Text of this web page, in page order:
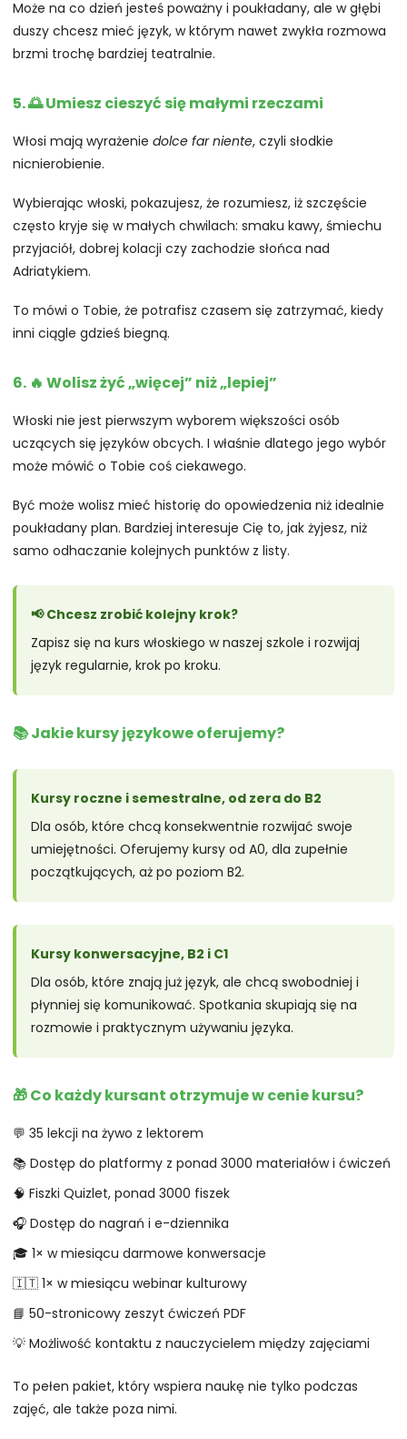
Może na co dzień jesteś poważny i poukładany, ale w głębi
duszy chcesz mieć język, w którym nawet zwykła rozmowa
brzmi trochę bardziej teatralnie.
5. 🌅 Umiesz cieszyć się małymi rzeczami
Włosi mają wyrażenie dolce far niente, czyli słodkie
nicnierobienie.
Wybierając włoski, pokazujesz, że rozumiesz, iż szczęście
często kryje się w małych chwilach: smaku kawy, śmiechu
przyjaciół, dobrej kolacji czy zachodzie słońca nad
Adriatykiem.
To mówi o Tobie, że potrafisz czasem się zatrzymać, kiedy
inni ciągle gdzieś biegną.
6. 🔥 Wolisz żyć „więcej” niż „lepiej”
Włoski nie jest pierwszym wyborem większości osób
uczących się języków obcych. I właśnie dlatego jego wybór
może mówić o Tobie coś ciekawego.
Być może wolisz mieć historię do opowiedzenia niż idealnie
poukładany plan. Bardziej interesuje Cię to, jak żyjesz, niż
samo odhaczanie kolejnych punktów z listy.
📢 Chcesz zrobić kolejny krok?
Zapisz się na kurs włoskiego w naszej szkole i rozwijaj
język regularnie, krok po kroku.
📚 Jakie kursy językowe oferujemy?
Kursy roczne i semestralne, od zera do B2
Dla osób, które chcą konsekwentnie rozwijać swoje
umiejętności. Oferujemy kursy od A0, dla zupełnie
początkujących, aż po poziom B2.
Kursy konwersacyjne, B2 i C1
Dla osób, które znają już język, ale chcą swobodniej i
płynniej się komunikować. Spotkania skupiają się na
rozmowie i praktycznym używaniu języka.
🎁 Co każdy kursant otrzymuje w cenie kursu?
💬 35 lekcji na żywo z lektorem
📚 Dostęp do platformy z ponad 3000 materiałów i ćwiczeń
🧠 Fiszki Quizlet, ponad 3000 fiszek
🎧 Dostęp do nagrań i e-dziennika
🎓 1× w miesiącu darmowe konwersacje
🇮🇹 1× w miesiącu webinar kulturowy
📘 50-stronicowy zeszyt ćwiczeń PDF
💡 Możliwość kontaktu z nauczycielem między zajęciami
To pełen pakiet, który wspiera naukę nie tylko podczas
zajęć, ale także poza nimi.